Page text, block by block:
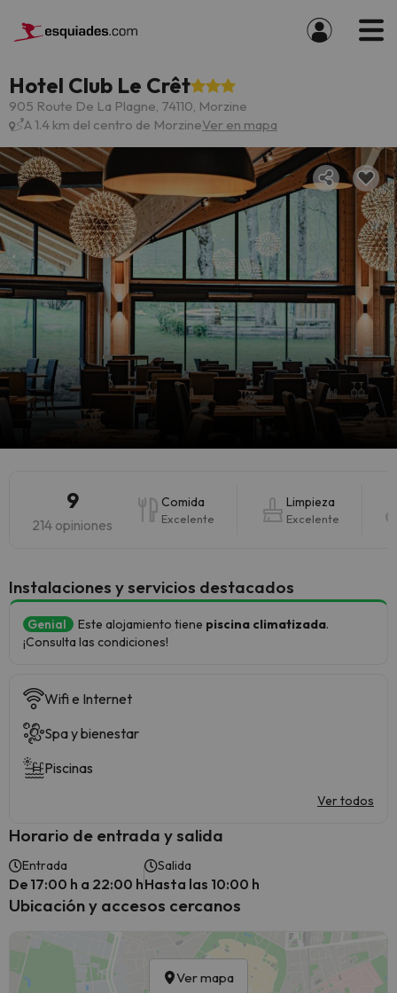
Hotel Club Le Crêt
905 Route De La Plagne, 74110, Morzine
A 1.4 km del centro de MorzineVer en mapa
9
214 opiniones
Comida
Excelente
Limpieza
Excelente
Instalaciones y servicios destacados
Genial Este alojamiento tiene piscina climatizada.
¡Consulta las condiciones!
Wifi e Internet
Spa y bienestar
Piscinas
Ver todos
Horario de entrada y salida
Entrada
De 17:00 h a 22:00 h
Salida
Hasta las 10:00 h
Ubicación y accesos cercanos
Ver mapa